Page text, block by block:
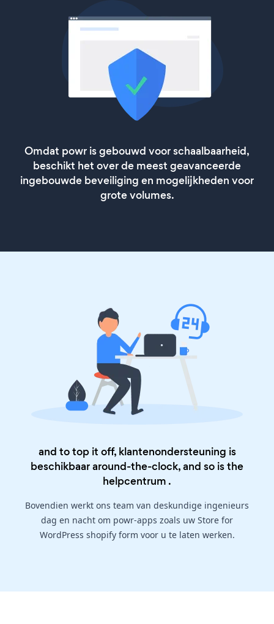
Omdat powr is gebouwd voor schaalbaarheid,
beschikt het over de meest geavanceerde
ingebouwde beveiliging en mogelijkheden voor
grote volumes.
and to top it off, klantenondersteuning is
beschikbaar around-the-clock, and so is the
helpcentrum .
Bovendien werkt ons team van deskundige ingenieurs
dag en nacht om powr-apps zoals uw Store for
WordPress shopify form voor u te laten werken.